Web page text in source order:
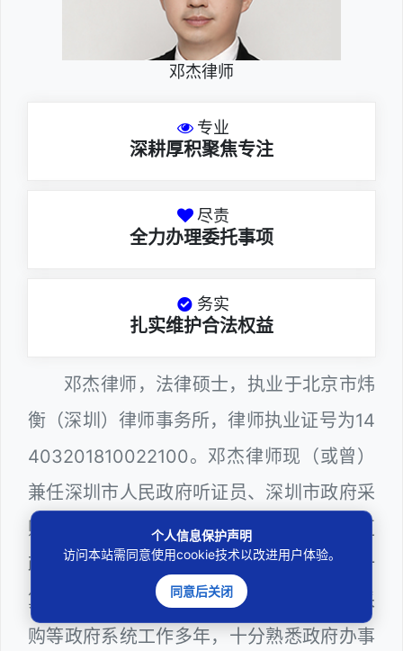
邓杰律师
专业
深耕厚积聚焦专注
尽责
全力办理委托事项
务实
扎实维护合法权益
邓杰律师，法律硕士，执业于北京市炜
衡（深圳）律师事务所，律师执业证号为14
403201810022100。邓杰律师现（或曾）
兼任深圳市人民政府听证员、深圳市政府采
购评审专家（法律类），曾担任深圳市某区
政府部门公职律师、建设工程定标专家、计
算机信息网络安全员，在建筑工务、政府采
购等政府系统工作多年，十分熟悉政府办事
个人信息保护声明
访问本站需同意使用cookie技术以改进用户体验。
同意后关闭